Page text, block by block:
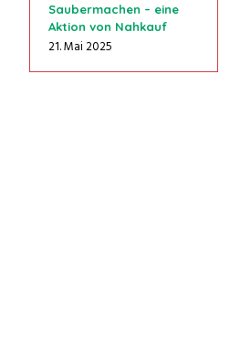
Saubermachen – eine
Aktion von Nahkauf
21. Mai 2025